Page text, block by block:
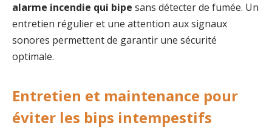
alarme incendie qui bipe sans détecter de fumée. Un
entretien régulier et une attention aux signaux
sonores permettent de garantir une sécurité
optimale.
Entretien et maintenance pour
éviter les bips intempestifs